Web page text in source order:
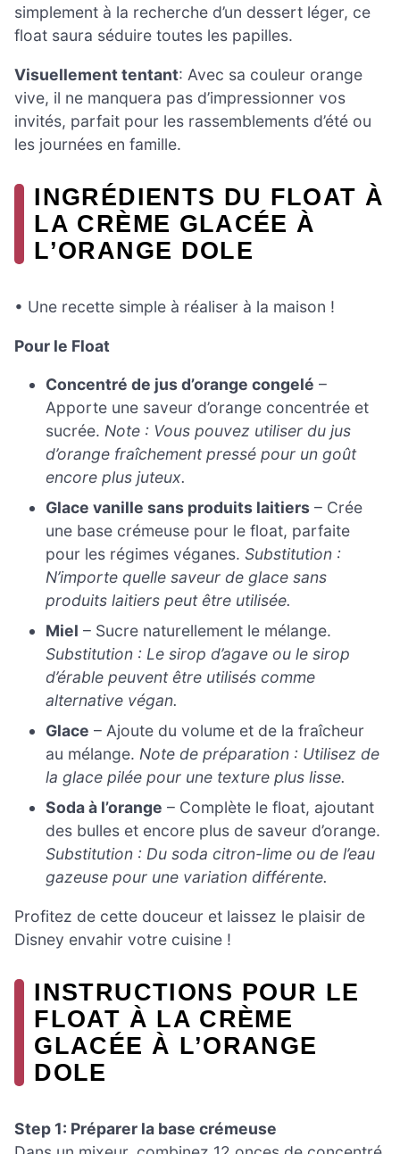
simplement à la recherche d’un dessert léger, ce
float saura séduire toutes les papilles.
Visuellement tentant: Avec sa couleur orange
vive, il ne manquera pas d’impressionner vos
invités, parfait pour les rassemblements d’été ou
les journées en famille.
INGRÉDIENTS DU FLOAT À
LA CRÈME GLACÉE À
L’ORANGE DOLE
• Une recette simple à réaliser à la maison !
Pour le Float
Concentré de jus d’orange congelé –
Apporte une saveur d’orange concentrée et
sucrée.Note : Vous pouvez utiliser du jus
d’orange fraîchement pressé pour un goût
encore plus juteux.
Glace vanille sans produits laitiers – Crée
une base crémeuse pour le float, parfaite
pour les régimes véganes.Substitution :
N’importe quelle saveur de glace sans
produits laitiers peut être utilisée.
Miel – Sucre naturellement le mélange.
Substitution : Le sirop d’agave ou le sirop
d’érable peuvent être utilisés comme
alternative végan.
Glace – Ajoute du volume et de la fraîcheur
au mélange.Note de préparation : Utilisez de
la glace pilée pour une texture plus lisse.
Soda à l’orange – Complète le float, ajoutant
des bulles et encore plus de saveur d’orange.
Substitution : Du soda citron-lime ou de l’eau
gazeuse pour une variation différente.
Profitez de cette douceur et laissez le plaisir de
Disney envahir votre cuisine !
INSTRUCTIONS POUR LE
FLOAT À LA CRÈME
GLACÉE À L’ORANGE
DOLE
Step 1: Préparer la base crémeuse